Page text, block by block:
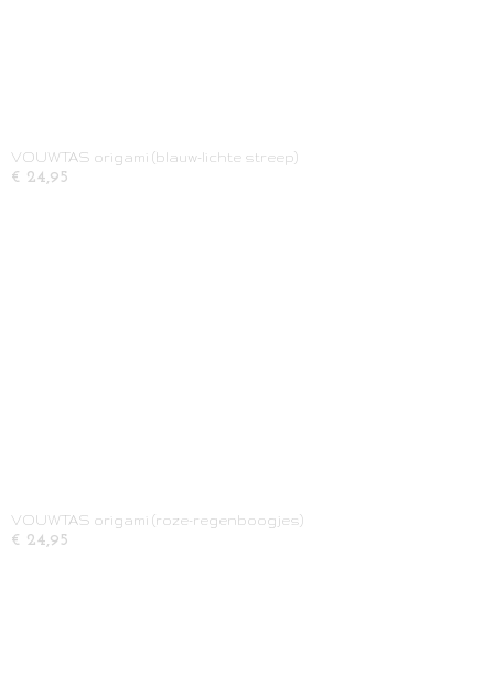
VOUWTAS origami (blauw-lichte streep)
€ 24,95
VOUWTAS origami (roze-regenboogjes)
€ 24,95